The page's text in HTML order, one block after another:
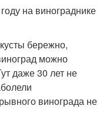
на винограднике
бережно,
можно
даже 30 лет не
винограда не